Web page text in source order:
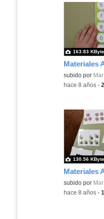
subido por
163.83
-hace 8 años-
subido por
130.56
-hace 8 años-